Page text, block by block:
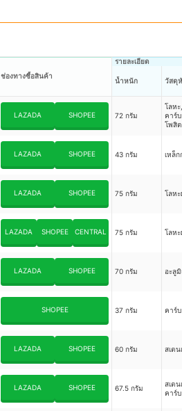
ช่องทางซื้อสินค้า
รายละเอียด
น้ำหนัก วัสดุ
LAZADA SHOPEE 72 กรัม
โลหะ,
คาร์
โพสิต
LAZADA SHOPEE 43 กรัม เหล็ก
LAZADA SHOPEE 75 กรัม โลห
LAZADA SHOPEE CENTRAL 75 กรัม โลห
LAZADA SHOPEE 70 กรัม อะลู
SHOPEE 37 กรัม คาร์
LAZADA SHOPEE 60 กรัม สเตน
LAZADA SHOPEE 67.5 กรัม
สเตน
คาร์